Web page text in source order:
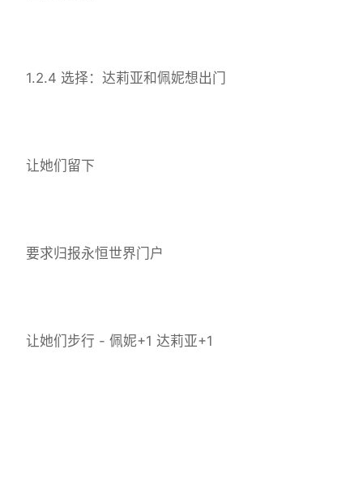
1.2.4 选择：达莉亚和佩妮想出门
让她们留下
要求归报永恒世界门户
让她们步行 - 佩妮+1 达莉亚+1